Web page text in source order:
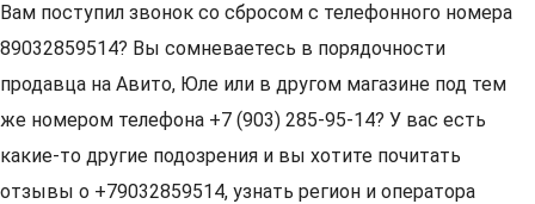
Вам поступил звонок со сбросом с телефонного номера
89032859514? Вы сомневаетесь в порядочности
продавца на Авито, Юле или в другом магазине под тем
же номером телефона +7 (903) 285-95-14? У вас есть
какие-то другие подозрения и вы хотите почитать
отзывы о +79032859514, узнать регион и оператора